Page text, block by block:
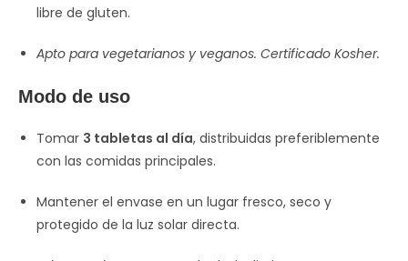
libre de gluten.
Apto para vegetarianos y veganos. Certificado Kosher.
Modo de uso
Tomar 3 tabletas al día, distribuidas preferiblemente
con las comidas principales.
Mantener el envase en un lugar fresco, seco y
protegido de la luz solar directa.